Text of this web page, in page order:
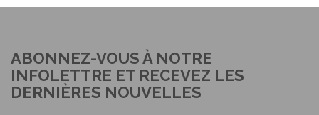
ABONNEZ-VOUS À NOTRE
INFOLETTRE ET RECEVEZ LES
DERNIÈRES NOUVELLES